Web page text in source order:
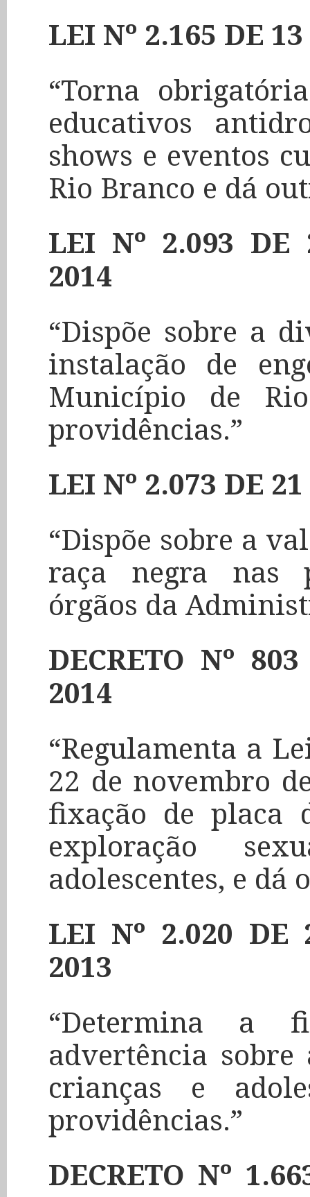
LEI Nº 2.165 DE
“Torna
educativos
shows e eventos
Rio Branco e dá
LEI Nº 2.093 DE
2014
“Dispõe sobre a
instalação de
Município de
providências.”
LEI Nº 2.073 DE
“Dispõe sobre a
raça negra nas
órgãos da
DECRETO Nº
2014
“Regulamenta a
22 de novembro
fixação de placa
exploração
adolescentes, e dá
LEI Nº 2.020 DE
2013
“Determina a
advertência
crianças e
providências.”
DECRETO Nº